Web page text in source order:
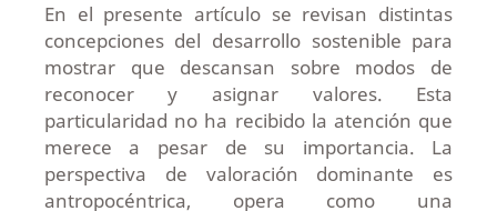
En el presente artículo se revisan distintas
concepciones del desarrollo sostenible para
mostrar que descansan sobre modos de
reconocer y asignar valores. Esta
particularidad no ha recibido la atención que
merece a pesar de su importancia. La
perspectiva de valoración dominante es
antropocéntrica, opera como una